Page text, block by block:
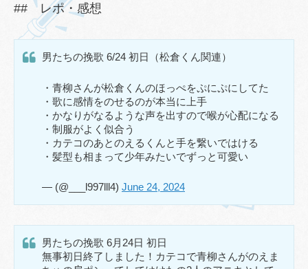
## レポ・感想
男たちの挽歌 6/24 初日（松倉くん関連）
・青柳さんが松倉くんのほっぺをぷにぷにしてた
・歌に感情をのせるのが本当に上手
・かなりがなるような声を出すので喉が心配になる
・制服がよく似合う
・カテコのあとのえるくんと手を繋いではける
・髪型も相まって少年みたいでずっと可愛い
— (@___l997lll4) June 24, 2024
男たちの挽歌 6月24日 初日
無事初日終了しました！カテコで青柳さんがのえま